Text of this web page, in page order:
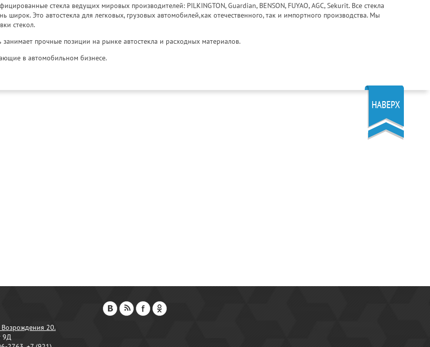
стекла ведущих мировых производителей: PILKINGTON, Guardian, BENSON, FUYAO, AGC, Sekurit. Все стекла
Это автостекла для легковых, грузовых автомобилей,как отечественного, так и импортного производства. Мы
стекол.
прочные позиции на рынке автостекла и расходных материалов.
в автомобильном бизнесе.
Возрождения 20.
9Д